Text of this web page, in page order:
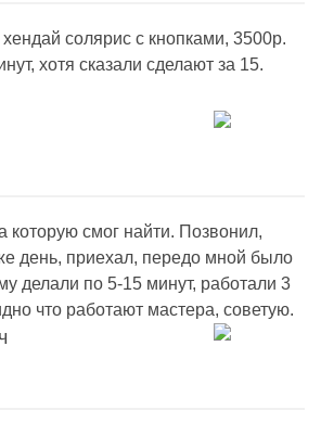
солярис с кнопками, 3500р.
хотя сказали сделают за 15.
которую смог найти. Позвонил,
день, приехал, передо мной было
делали по 5-15 минут, работали 3
что работают мастера, советую.